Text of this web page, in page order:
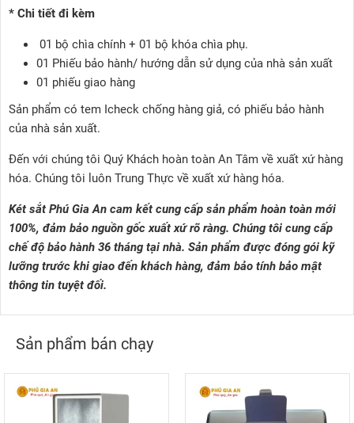
* Chi tiết đi kèm
01 bộ chìa chính + 01 bộ khóa chìa phụ.
01 Phiếu bảo hành/ hướng dẫn sử dụng của nhà sản xuất
01 phiếu giao hàng
Sản phẩm có tem Icheck chống hàng giả, có phiếu bảo hành
của nhà sản xuất.
Đến với chúng tôi Quý Khách hoàn toàn An Tâm về xuất xứ hàng
hóa. Chúng tôi luôn Trung Thực về xuất xứ hàng hóa.
Két sắt Phú Gia An cam kết cung cấp sản phẩm hoàn toàn mới
100%, đảm bảo nguồn gốc xuất xứ rõ ràng. Chúng tôi cung cấp
chế độ bảo hành 36 tháng tại nhà. Sản phẩm được đóng gói kỹ
lưỡng trước khi giao đến khách hàng, đảm bảo tính bảo mật
thông tin tuyệt đối.
Sản phẩm bán chạy